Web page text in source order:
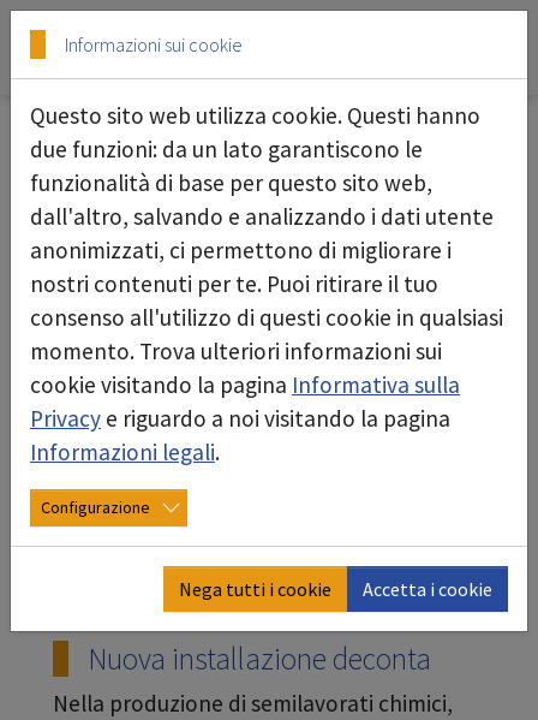
Skip to main content
Skip to page footer
20/11/2025
Nuova installazione deconta
Nella produzione di semilavorati chimici,
Informazioni sui cookie
Questo sito web utilizza cookie. Questi hanno
due funzioni: da un lato garantiscono le
funzionalità di base per questo sito web,
dall'altro, salvando e analizzando i dati utente
anonimizzati, ci permettono di migliorare i
nostri contenuti per te. Puoi ritirare il tuo
consenso all'utilizzo di questi cookie in qualsiasi
momento. Trova ulteriori informazioni sui
cookie visitando la pagina Informativa sulla
Privacy e riguardo a noi visitando la pagina
Informazioni legali.
Configurazione
Nega tutti i cookie Accetta i cookie